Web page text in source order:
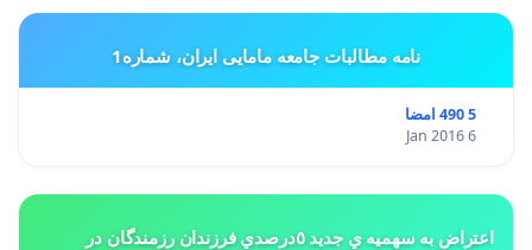
نامه مطالبات جامعه مامایی ایران، شماره1
5 490 امضا
6 Jan 2016
اعتراض به سهميه ي جديد ٥درصدي فرزندان رزمندگان در